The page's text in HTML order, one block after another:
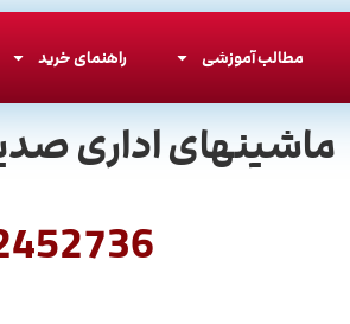
مطالب آموزشی راهنمای خرید
ماشینهای اداری